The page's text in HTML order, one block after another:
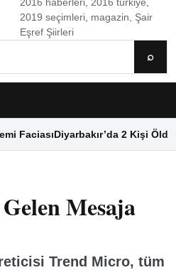
2019 seçimleri, magazin, Şair
Eşref Şiirleri
⌕
FaciasıDiyarbakır’da 2 Kişi Öldü
Mesaja
Trend Micro, tüm